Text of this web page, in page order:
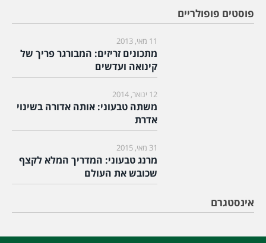
פוסטים פופולריים
11 מאי, 2013
מתכונים זריזים: המבורגר פריך של
קינואה ועדשים
12 ינואר, 2014
משתה טבעוני: אותה אדורה בשינוי
אדרת
31 מאי, 2015
מרנג טבעוני: המדריך המלא לקצף
שכובש את העולם
אינסטגרם